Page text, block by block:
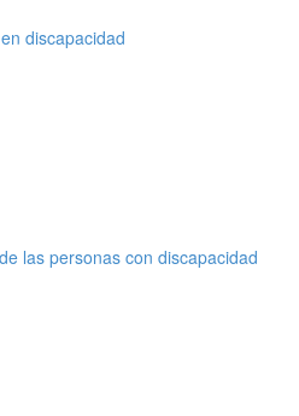
discapacidad
las personas con discapacidad